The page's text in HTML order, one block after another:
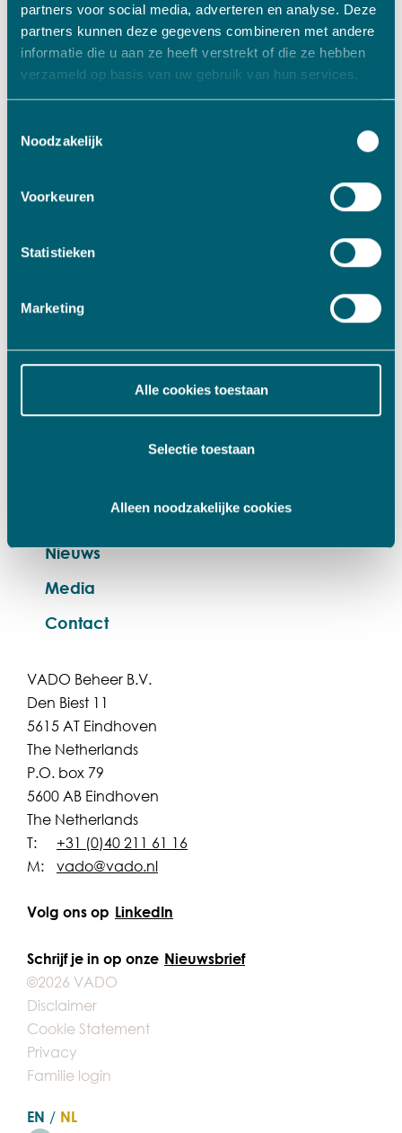
partners voor social media, adverteren en analyse. Deze
partners kunnen deze gegevens combineren met andere
informatie die u aan ze heeft verstrekt of die ze hebben
verzameld op basis van uw gebruik van hun services.
Noodzakelijk
Voorkeuren
Statistieken
Marketing
Alle cookies toestaan
Selectie toestaan
Alleen noodzakelijke cookies
QUICK LINKS
Bedrijf verkopen
Ondernemerschap
Team
Investeringsfocus
Nieuws
Media
Contact
VADO Beheer B.V.
Den Biest 11
5615 AT Eindhoven
The Netherlands
P.O. box 79
5600 AB Eindhoven
The Netherlands
T: +31 (0)40 211 61 16
M: vado@vado.nl
Volg ons op LinkedIn
Schrijf je in op onze Nieuwsbrief
©2026 VADO
Disclaimer
Cookie Statement
Privacy
Familie login
EN NL